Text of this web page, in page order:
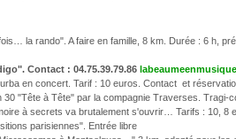
la rando". A faire en famille, 8 km. Durée : 6 h,
Contact : 04.75.39.79.86
en concert. Tarif : 10 euros. Contact et
"Tête à Tête" par la compagnie Traverses. Tragi-
à secrets va brutalement s'ouvrir… Tarifs : 10, 8
parisiennes". Entrée libre